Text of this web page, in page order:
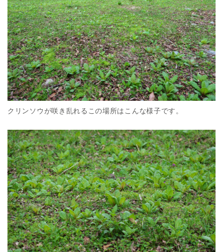
クリンソウが咲き乱れるこの場所はこんな様子です。